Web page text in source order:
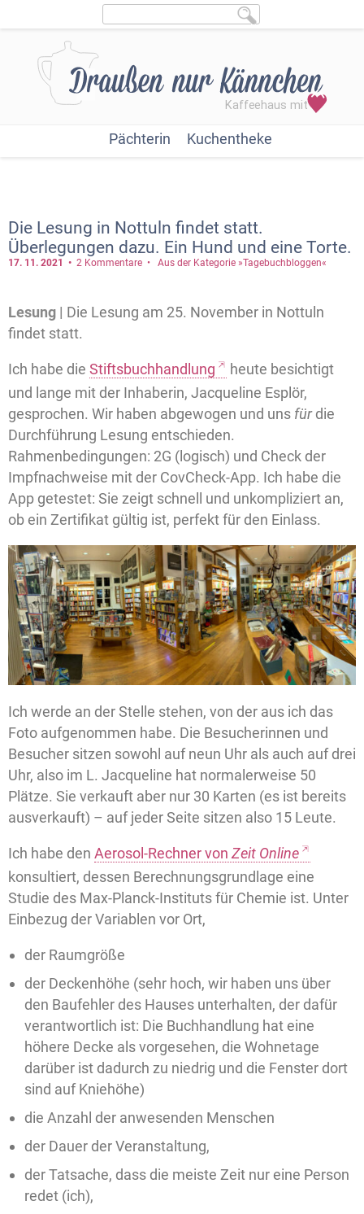
Pächterin Kuchentheke
Die Lesung in Nottuln findet statt.
Überlegungen dazu. Ein Hund und eine Torte.
17. 11. 2021 2 Kommentare Aus der Kategorie »Tagebuchbloggen«
Lesung | Die Lesung am 25. November in Nottuln
findet statt.
Ich habe die Stiftsbuchhandlung
heute besichtigt
und lange mit der Inhaberin, Jacqueline Esplör,
gesprochen. Wir haben abgewogen und uns fürdie
Durchführung Lesung entschieden.
Rahmenbedingungen: 2G (logisch) und Check der
Impfnachweise mit der CovCheck-App. Ich habe die
App getestet: Sie zeigt schnell und unkompliziert an,
ob ein Zertifikat gültig ist, perfekt für den Einlass.
Ich werde an der Stelle stehen, von der aus ich das
Foto aufgenommen habe. Die Besucherinnen und
Besucher sitzen sowohl auf neun Uhr als auch auf drei
Uhr, also im L. Jacqueline hat normalerweise 50
Plätze. Sie verkauft aber nur 30 Karten (es ist bereits
ausverkauft) – auf jeder Seite sitzen also 15 Leute.
Ich habe den Aerosol-Rechner von Zeit Online
konsultiert, dessen Berechnungsgrundlage eine
Studie des Max-Planck-Instituts für Chemie ist. Unter
Einbezug der Variablen vor Ort,
der Raumgröße
der Deckenhöhe (sehr hoch, wir haben uns über
den Baufehler des Hauses unterhalten, der dafür
verantwortlich ist: Die Buchhandlung hat eine
höhere Decke als vorgesehen, die Wohnetage
darüber ist dadurch zu niedrig und die Fenster dort
sind auf Kniehöhe)
die Anzahl der anwesenden Menschen
der Dauer der Veranstaltung,
der Tatsache, dass die meiste Zeit nur eine Person
redet (ich),